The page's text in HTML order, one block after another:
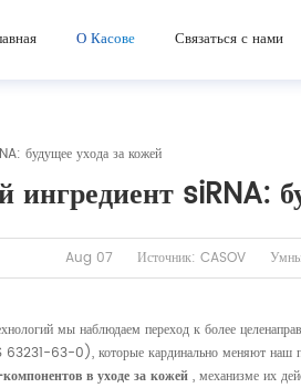
О Касове Связаться с нами
будущее ухода за кожей
siRNA:
Aug 07 Источник: CASOV
мы наблюдаем переход к более
63-0), которые кардинально меняют наш
в уходе за кожей , механизме их